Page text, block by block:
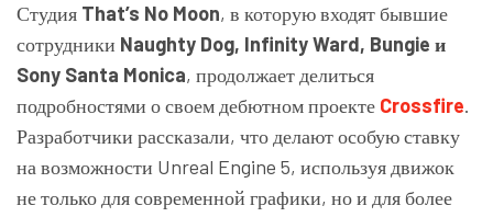
Студия That’s No Moon, в которую входят бывшие
сотрудники Naughty Dog, Infinity Ward, Bungie и
Sony Santa Monica, продолжает делиться
подробностями о своем дебютном проекте Crossfire.
Разработчики рассказали, что делают особую ставку
на возможности Unreal Engine 5, используя движок
не только для современной графики, но и для более